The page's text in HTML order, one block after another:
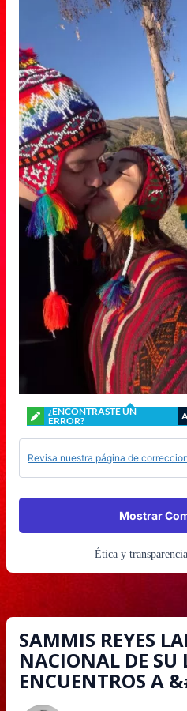
¿ENCONTRASTE UN
ERROR?
Revisa nuestra página de
Mostrar
Ética y
SAMMIS REYES
NACIONAL DE SU
ENCUENTROS A